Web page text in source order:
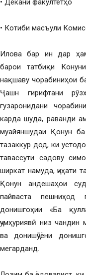
• Декани факултетҳо
• Котиби масъули
Илова бар ин дар
барои татбиқи
нақшаву чорабиниҳои
Ҷашн гирифтани
гузаронидани
карда шуда, раванди
муайяншудаи Қонун
тазаккур дод, ки
тавассути садову
ширкат намуда, ҷиҳати
Қонун андешаҳои
пайваста пешниҳод
донишгоҳии «Ба
ҷумҳуриявӣ низ чандин
ва донишҷӯёни
мегарданд.